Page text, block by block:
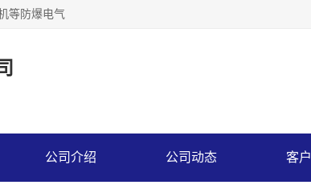
等防爆电气
公司介绍 公司动态 客